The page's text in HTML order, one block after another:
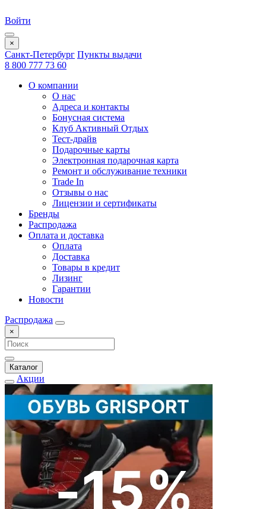
Войти
×
Санкт-Петербург Пункты выдачи
8 800 777 73 60
О компании
О нас
Адреса и контакты
Бонусная система
Клуб Активный Отдых
Тест-драйв
Подарочные карты
Электронная подарочная карта
Ремонт и обслуживание техники
Trade In
Отзывы о нас
Лицензии и сертификаты
Бренды
Распродажа
Оплата и доставка
Оплата
Доставка
Товары в кредит
Лизинг
Гарантии
Новости
Распродажа
×
Каталог
Акции